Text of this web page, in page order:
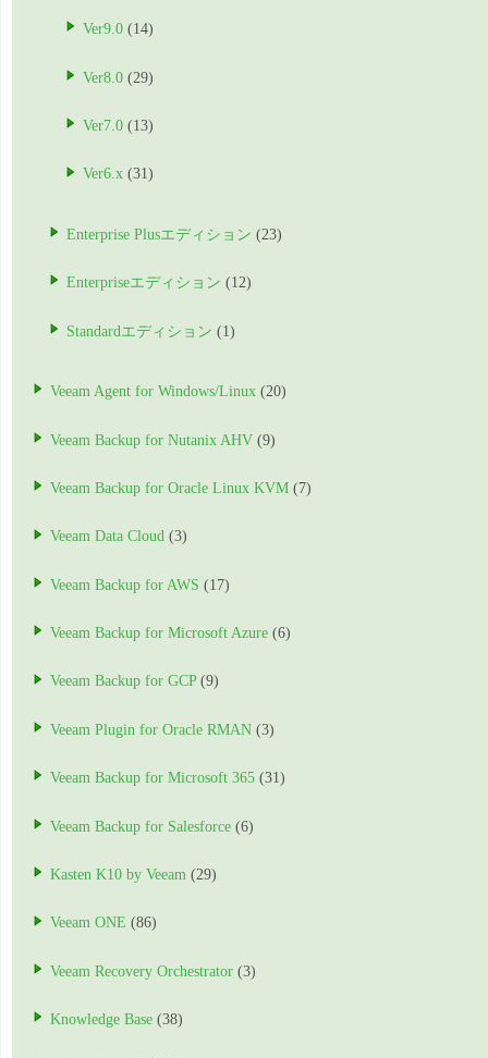
Ver9.0 (14)
Ver8.0 (29)
Ver7.0 (13)
Ver6.x (31)
Enterprise Plusエディション (23)
Enterpriseエディション (12)
Standardエディション (1)
Veeam Agent for Windows/Linux (20)
Veeam Backup for Nutanix AHV (9)
Veeam Backup for Oracle Linux KVM (7)
Veeam Data Cloud (3)
Veeam Backup for AWS (17)
Veeam Backup for Microsoft Azure (6)
Veeam Backup for GCP(9)
Veeam Plugin for Oracle RMAN (3)
Veeam Backup for Microsoft 365 (31)
Veeam Backup for Salesforce (6)
Kasten K10 by Veeam (29)
Veeam ONE (86)
Veeam Recovery Orchestrator (3)
Knowledge Base (38)